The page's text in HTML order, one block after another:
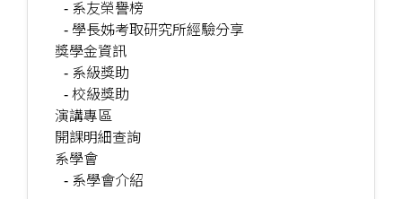
- 系友榮譽榜
- 學長姊考取研究所經驗分享
獎學金資訊
- 系級獎助
- 校級獎助
演講專區
開課明細查詢
系學會
- 系學會介紹